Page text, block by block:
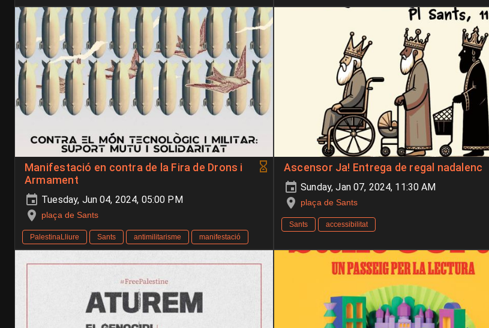
Manifestació en contra de la Fira de Drons i
Armament
Tuesday, Jun 04, 2024, 05:00 PM
plaça de Sants
PalestinaLliure Sants antimilitarisme manifestació
Ascensor Ja! Entrega de regal nadalenc
Sunday, Jan 07, 2024, 11:30 AM
plaça de Sants
Sants accessibilitat